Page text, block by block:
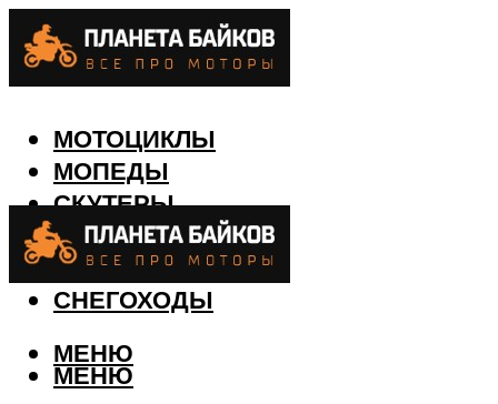
МОТОЦИКЛЫ
МОПЕДЫ
СКУТЕРЫ
КВАДРОЦИКЛЫ
ЛОДКИ
СНЕГОХОДЫ
МЕНЮ
МЕНЮ